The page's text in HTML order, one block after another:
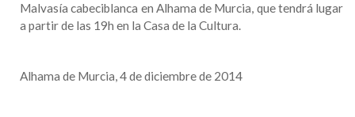
Malvasía cabeciblanca en Alhama de Murcia, que tendrá lugar
a partir de las 19h en la Casa de la Cultura.
Alhama de Murcia, 4 de diciembre de 2014